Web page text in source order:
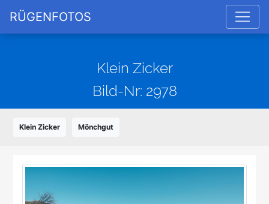
RÜGENFOTOS
Klein Zicker
Bild-Nr: 2978
Klein Zicker Mönchgut